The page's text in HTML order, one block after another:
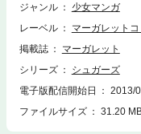
ジャンル
少女マンガ
レーベル
マーガレットコ
掲載誌
マーガレット
シリーズ
シュガーズ
電子版配信開始日
2013/
ファイルサイズ
31.20